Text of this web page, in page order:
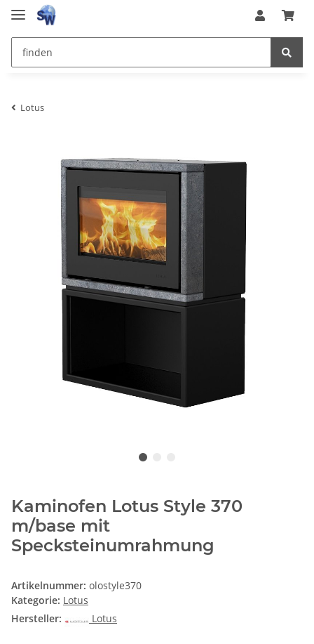
Lotus
Kaminofen Lotus Style 370
m/base mit
Specksteinumrahmung
Artikelnummer: olostyle370
Kategorie: Lotus
Hersteller:
Lotus